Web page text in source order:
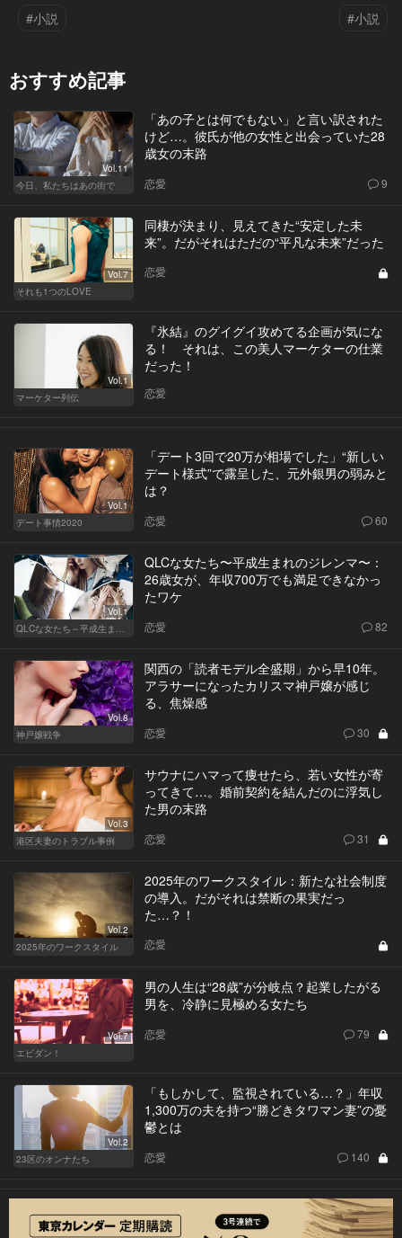
#小説 #小説
おすすめ記事
Vol.11
今日、私たちはあの街で
「あの子とは何でもない」と言い訳された
けど…。彼氏が他の女性と出会っていた28
歳女の末路
恋愛 9
Vol.7
それも1つのLOVE
同棲が決まり、見えてきた“安定した未
来”。だがそれはただの“平凡な未来”だった
恋愛
Vol.1
マーケター列伝
『氷結』のグイグイ攻めてる企画が気にな
る！ それは、この美人マーケターの仕業
だった！
恋愛
Vol.1
デート事情2020
「デート3回で20万が相場でした」“新しい
デート様式”で露呈した、元外銀男の弱みと
は？
恋愛 60
Vol.1
QLCな女たち～平成生まれのジレンマ～
QLCな女たち〜平成生まれのジレンマ〜：
26歳女が、年収700万でも満足できなかっ
たワケ
恋愛 82
Vol.8
神戸嬢戦争
関西の「読者モデル全盛期」から早10年。
アラサーになったカリスマ神戸嬢が感じ
る、焦燥感
恋愛 30
Vol.3
港区夫妻のトラブル事例
サウナにハマって痩せたら、若い女性が寄
ってきて…。婚前契約を結んだのに浮気し
た男の末路
恋愛 31
Vol.2
2025年のワークスタイル
2025年のワークスタイル：新たな社会制度
の導入。だがそれは禁断の果実だっ
た…？！
恋愛
Vol.7
エビダン！
男の人生は“28歳”が分岐点？起業したがる
男を、冷静に見極める女たち
恋愛 79
Vol.2
23区のオンナたち
「もしかして、監視されている…？」年収
1,300万の夫を持つ“勝どきタワマン妻”の憂
鬱とは
恋愛 140